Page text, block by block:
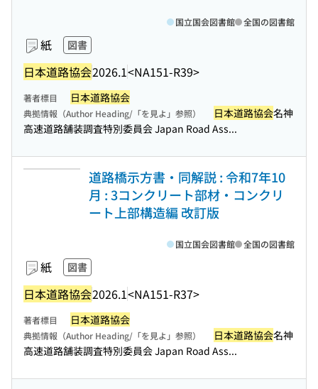
紙 図書
日本道路協会2026.1<NA151-R39>
国立国会図書館 全国の図書館
著者標目 日本道路協会
典拠情報（Author Heading/「を見よ」参照） 日本道路協会名神
高速道路舗装調査特別委員会 Japan Road Ass...
道路橋示方書・同解説 : 令和7年10
月 : 3コンクリート部材・コンクリ
ート上部構造編 改訂版
紙 図書
日本道路協会2026.1<NA151-R37>
国立国会図書館 全国の図書館
著者標目 日本道路協会
典拠情報（Author Heading/「を見よ」参照） 日本道路協会名神
高速道路舗装調査特別委員会 Japan Road Ass...